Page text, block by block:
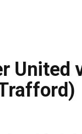
United